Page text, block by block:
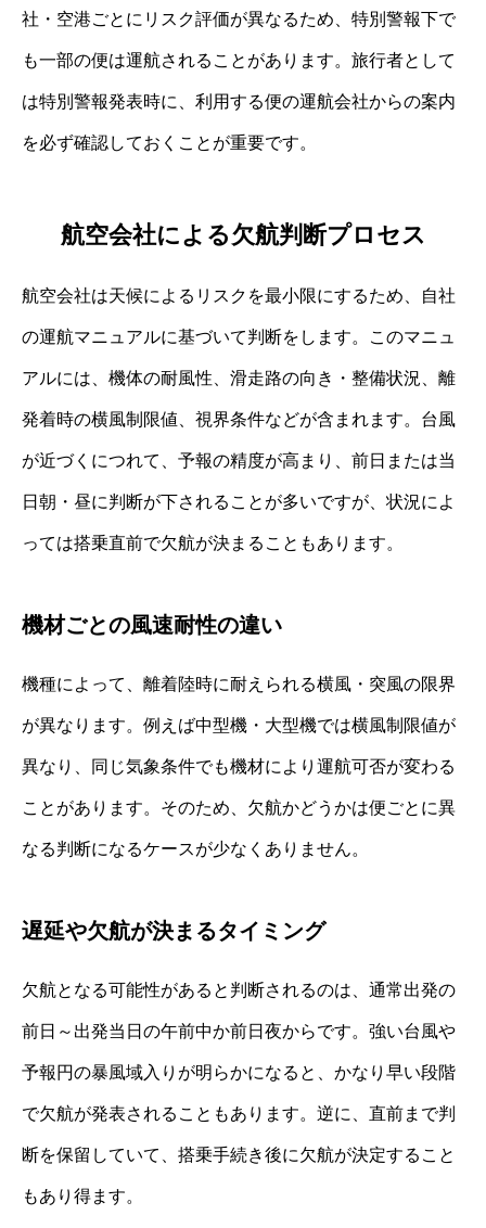
社・空港ごとにリスク評価が異なるため、特別警報下で
も一部の便は運航されることがあります。旅行者として
は特別警報発表時に、利用する便の運航会社からの案内
を必ず確認しておくことが重要です。
航空会社による欠航判断プロセス
航空会社は天候によるリスクを最小限にするため、自社
の運航マニュアルに基づいて判断をします。このマニュ
アルには、機体の耐風性、滑走路の向き・整備状況、離
発着時の横風制限値、視界条件などが含まれます。台風
が近づくにつれて、予報の精度が高まり、前日または当
日朝・昼に判断が下されることが多いですが、状況によ
っては搭乗直前で欠航が決まることもあります。
機材ごとの風速耐性の違い
機種によって、離着陸時に耐えられる横風・突風の限界
が異なります。例えば中型機・大型機では横風制限値が
異なり、同じ気象条件でも機材により運航可否が変わる
ことがあります。そのため、欠航かどうかは便ごとに異
なる判断になるケースが少なくありません。
遅延や欠航が決まるタイミング
欠航となる可能性があると判断されるのは、通常出発の
前日～出発当日の午前中か前日夜からです。強い台風や
予報円の暴風域入りが明らかになると、かなり早い段階
で欠航が発表されることもあります。逆に、直前まで判
断を保留していて、搭乗手続き後に欠航が決定すること
もあり得ます。